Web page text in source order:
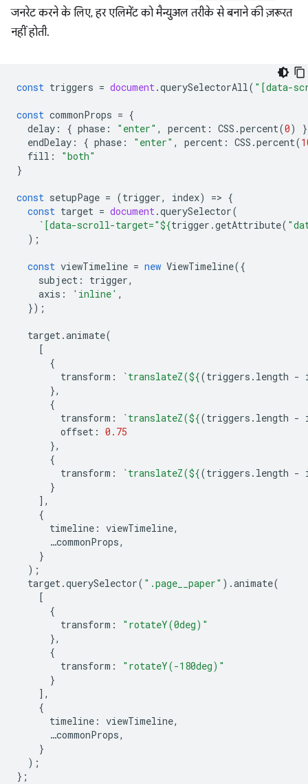
जनरेट करने के लिए, हर एलिमेंट को मैन्युअल तरीके से बनाने की ज़रूरत
नहीं होती.
const triggers = document.querySelectorAll( "[data-
const commonProps = {
delay : { phase : "enter" , percent : CSS .percent(0)
endDelay : { phase : "enter" , percent : CSS .percent(
fill :
"both"
}
const setupPage = (trigger, index) => {
const target = document.querySelector(
`[data-scroll-target="${trigger .getAttribute(
);
const viewTimeline = new ViewTimeline({
subject : trigger,
axis : 'inline' ,
});
target.animate(
[
{
transform : `translateZ(${(triggers . length -
},
{
transform : `translateZ(${(triggers . length -
offset : 0.75
},
{
transform : `translateZ(${(triggers . length -
}
],
{
timeline : viewTimeline,
…commonProps,
}
);
target.querySelector( ".page__paper" ).animate(
[
{
transform :
"rotateY(0deg)"
},
{
transform :
"rotateY(-180deg)"
}
],
{
timeline : viewTimeline,
…commonProps,
}
);
};